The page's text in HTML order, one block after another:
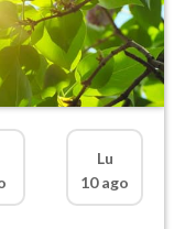
Lu
10 ago